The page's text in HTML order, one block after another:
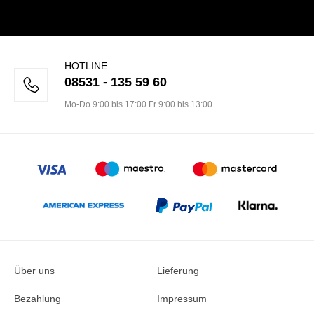
HOTLINE
08531 - 135 59 60
Mo-Do 9:00 bis 17:00 Fr 9:00 bis 13:00
Über uns Lieferung
Bezahlung Impressum